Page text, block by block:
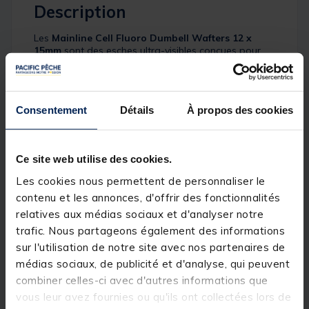
Consentement Détails À propos des cookies
Ce site web utilise des cookies.
Les cookies nous permettent de personnaliser le
contenu et les annonces, d'offrir des fonctionnalités
relatives aux médias sociaux et d'analyser notre
trafic. Nous partageons également des informations
sur l'utilisation de notre site avec nos partenaires de
médias sociaux, de publicité et d'analyse, qui peuvent
combiner celles-ci avec d'autres informations que
vous leur avez fournies ou qu'ils ont collectées lors de
Description
Les Mainline Cell Fluoro Dumbell Wafters 12 x
15mmsont des esches ultra-visibles conçues pour
offrir une présentation
parfaitement équilibrée
(critically balanced)
poids de l’hameçon, elles permettent une
•German Rig
• Montages fond techniques
Leur finitionfluoro très viveen fait un excellent choix
pour créer un effet “stand out” sur un amorçage ou
en pêche en sac PVA, notamment lorsque les
poissons ont besoin d’un stimulus visuel
supplémentaire.
Détails